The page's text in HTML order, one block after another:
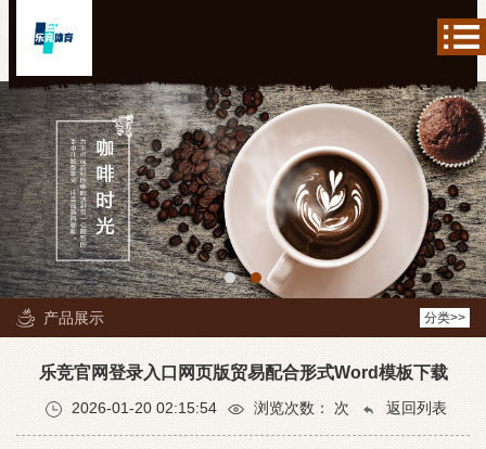
产品展示 分类>>
乐竞官网登录入口网页版贸易配合形式Word模板下载
2026-01-20 02:15:54 浏览次数： 次 返回列表